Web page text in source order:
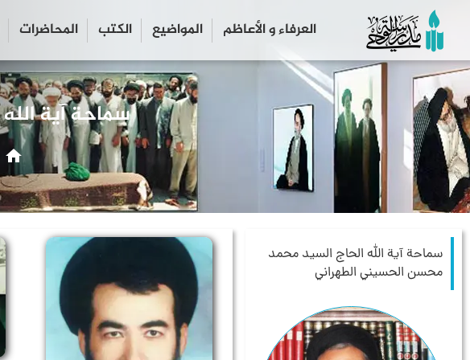
العرفاء و الأعاظم المواضیع الكتب المحاضرات
home
سماحة آية الله الحاج السيد محمد
محسن الحسيني الطهراني